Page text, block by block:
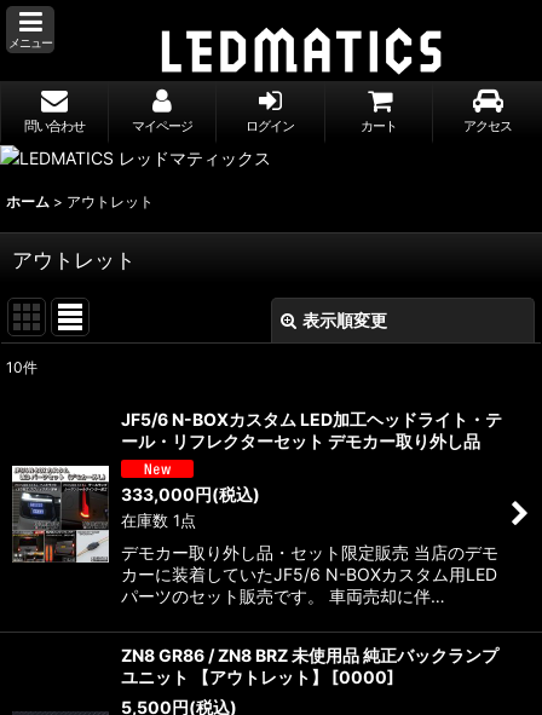
メニュー
問い合わせ マイページ ログイン カート アクセス
ホーム > アウトレット
アウトレット
表示順変更
10件
JF5/6 N-BOXカスタム LED加工ヘッドライト・テ
ール・リフレクターセット デモカー取り外し品
333,000円(税込)
在庫数 1点
デモカー取り外し品・セット限定販売 当店のデモ
カーに装着していたJF5/6 N-BOXカスタム用LED
パーツのセット販売です。 車両売却に伴…
ZN8 GR86 / ZN8 BRZ 未使用品 純正バックランプ
ユニット 【アウトレット】
[0000]
5,500円(税込)